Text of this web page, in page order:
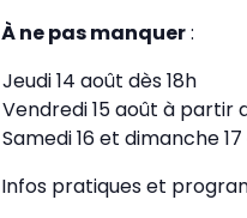
À ne pas manquer:
Jeudi 14 août dès 18h
Vendredi 15 août à partir
Samedi 16 et dimanche
Infos pratiques et